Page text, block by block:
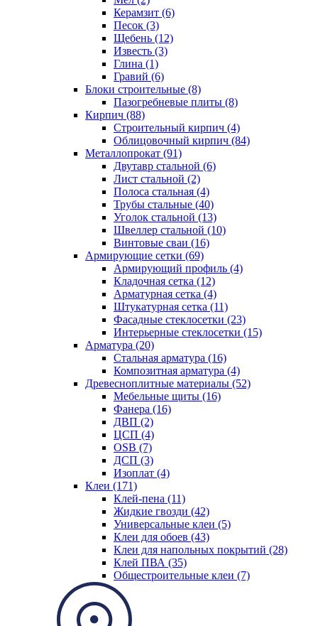
Керамзит (6)
Песок (3)
Щебень (12)
Известь (3)
Глина (1)
Гравий (6)
Блоки строительные (8)
Пазогребневые плиты (8)
Кирпич (88)
Строительный кирпич (4)
Облицовочный кирпич (84)
Металлопрокат (91)
Двутавр стальной (6)
Лист стальной (2)
Полоса стальная (4)
Трубы стальные (40)
Уголок стальной (13)
Швеллер стальной (10)
Винтовые сваи (16)
Армирующие сетки (69)
Армирующий профиль (4)
Кладочная сетка (12)
Арматурная сетка (4)
Штукатурная сетка (11)
Фасадные стеклосетки (23)
Интерьерные стеклосетки (15)
Арматура (20)
Стальная арматура (16)
Композитная арматура (4)
Древесноплитные материалы (52)
Мебельные щиты (16)
Фанера (16)
ДВП (2)
ЦСП (4)
OSB (7)
ДСП (3)
Изоплат (4)
Клеи (171)
Клей-пена (11)
Жидкие гвозди (42)
Универсальные клеи (5)
Клеи для обоев (43)
Клеи для напольных покрытий (28)
Клей ПВА (35)
Общестроительные клеи (7)